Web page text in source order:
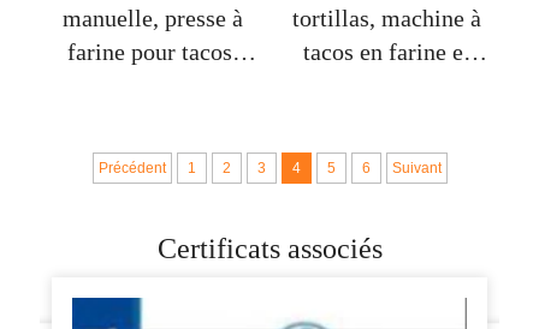
manuelle, presse à
farine pour tacos,
tortillas, machine à
tacos en farine et
cm, diamètre 10"
Précédent 1 2 3 4 5 6 Suivant
Certificats associés